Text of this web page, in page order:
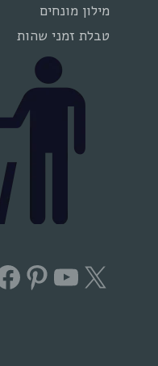
מילון מונחים
טבלת זמני שהות
X